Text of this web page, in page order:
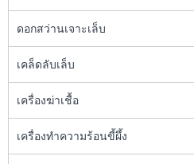
ดอกสว่านเจาะเล็บ
เคล็ดลับเล็บ
เครื่องฆ่าเชื้อ
เครื่องทำความร้อนขี้ผึ้ง